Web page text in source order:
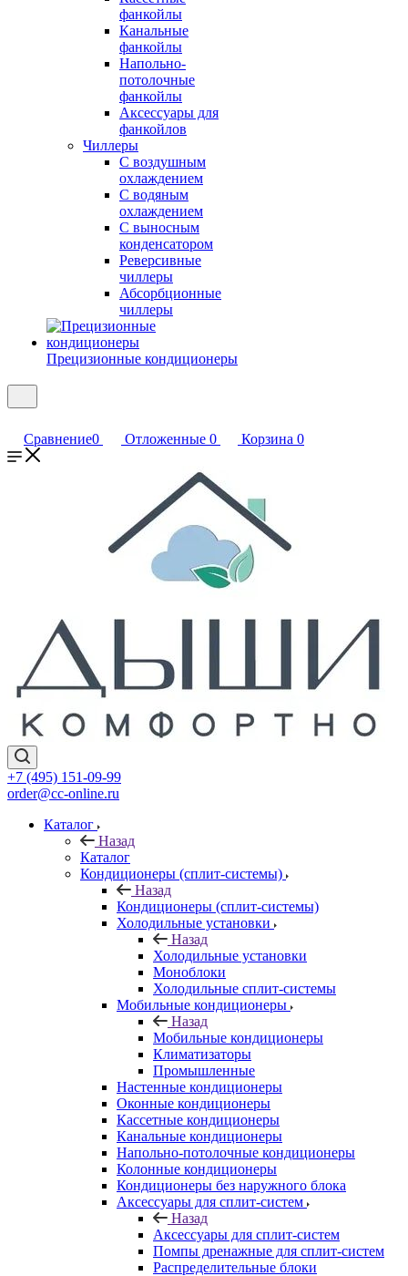
фанкойлы
Канальные
фанкойлы
Напольно-
потолочные
фанкойлы
Аксессуары для
фанкойлов
Чиллеры
С воздушным
охлаждением
С водяным
охлаждением
С выносным
конденсатором
Реверсивные
чиллеры
Абсорбционные
чиллеры
Прецизионные кондиционеры
Сравнение0 Отложенные 0 Корзина 0
+7 (495) 151-09-99
order@cc-online.ru
Каталог
Назад
Каталог
Кондиционеры (сплит-системы)
Назад
Кондиционеры (сплит-системы)
Холодильные установки
Назад
Холодильные установки
Моноблоки
Холодильные сплит-системы
Мобильные кондиционеры
Назад
Мобильные кондиционеры
Климатизаторы
Промышленные
Настенные кондиционеры
Оконные кондиционеры
Кассетные кондиционеры
Канальные кондиционеры
Напольно-потолочные кондиционеры
Колонные кондиционеры
Кондиционеры без наружного блока
Аксессуары для сплит-систем
Назад
Аксессуары для сплит-систем
Помпы дренажные для сплит-систем
Распределительные блоки